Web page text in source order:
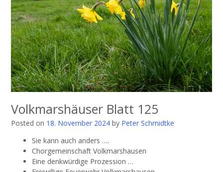
Volkmarshäuser Blatt 125
Posted on 18. November 2024 by Peter Schmidtke
Sie kann auch anders ….
Chorgemeinschaft Volkmarshausen
Eine denkwürdige Prozession …